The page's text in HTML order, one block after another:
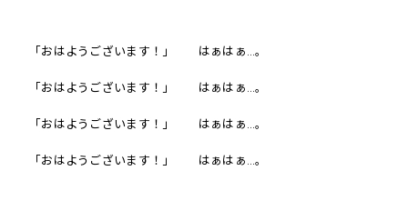
「おはようございます！」 はぁはぁ…。
「おはようございます！」 はぁはぁ…。
「おはようございます！」 はぁはぁ…。
「おはようございます！」 はぁはぁ…。